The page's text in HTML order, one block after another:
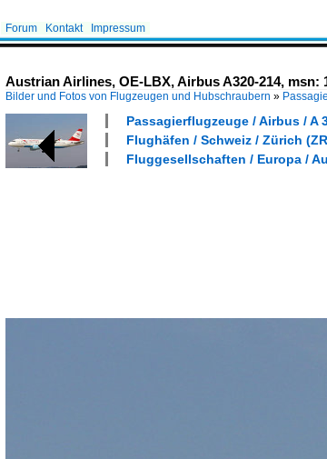
Forum Kontakt Impressum
Austrian Airlines, OE-LBX, Airbus A320-214,
Bilder und Fotos von Flugzeugen und Hubschraubern »
Passagierflugzeuge / Airbus / A
Flughäfen / Schweiz / Zürich
Fluggesellschaften / Europa /